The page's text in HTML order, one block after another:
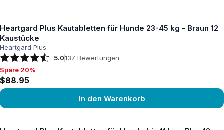
Heartgard Plus Kautabletten für Hunde 23-45 kg - Braun 12
Kaustücke
Heartgard Plus
5.0137 Bewertungen
Spare 20%, $88.95
Spare 20%
$88.95
In den Warenkorb